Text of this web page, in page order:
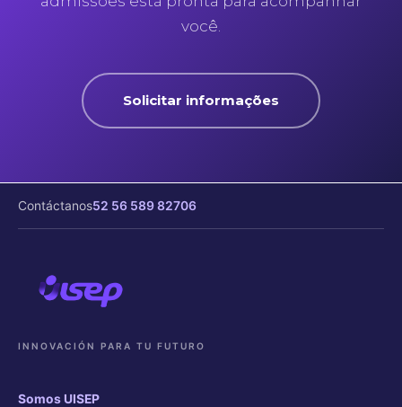
você.
Solicitar informações
Contáctanos52 56 589 82706
INNOVACIÓN PARA TU FUTURO
Somos UISEP